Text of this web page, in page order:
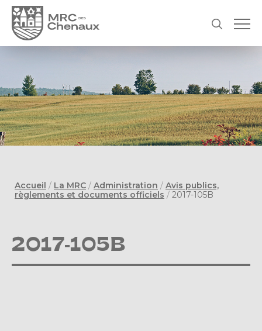
Accueil / La MRC / Administration / Avis publics,
règlements et documents officiels / 2017-105B
2017-105B